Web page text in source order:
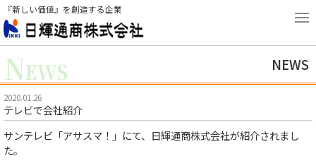
『新しい価値』を創造する企業
NEWS
NEWS
2020.01.26
テレビで会社紹介
サンテレビ「アサスマ！」にて、日輝通商株式会社が紹介されまし
た。